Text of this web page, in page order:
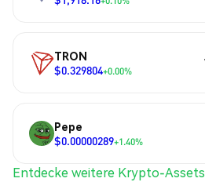
TRON
$0.329804+0.00%
Pepe
$0.00000289+1.40%
Entdecke weitere Krypto-